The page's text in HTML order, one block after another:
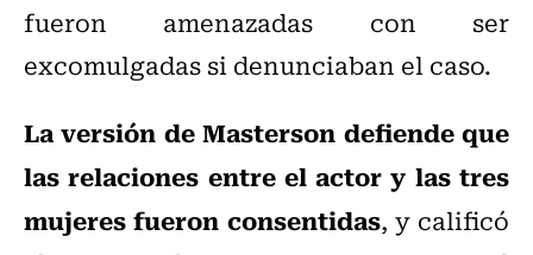
fueron amenazadas con ser
excomulgadas si denunciaban el caso.
La versión de Masterson defiende que
las relaciones entre el actor y las tres
mujeres fueron consentidas, y calificó